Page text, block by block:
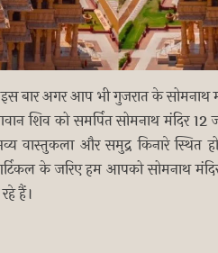
बार अगर आप भी गुजरात के सोमनाथ
शिव को समर्पित सोमनाथ मंदिर 12
वास्तुकला और समुद्र किनारे
के जरिए हम आपको सोमनाथ
हैं।